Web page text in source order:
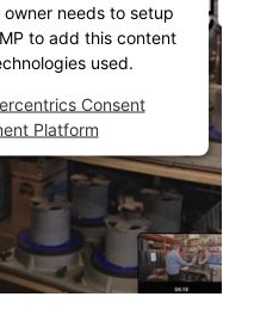
needs to setup
to add this content
used.
Consent
Platform